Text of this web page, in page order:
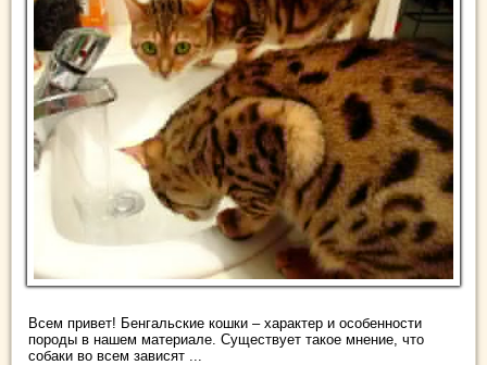
Всем привет! Бенгальские кошки – характер и особенности
породы в нашем материале. Существует такое мнение, что
собаки во всем зависят ...